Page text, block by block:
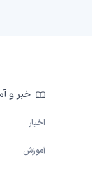
خبر و
اخبار
آموزش